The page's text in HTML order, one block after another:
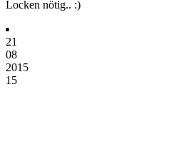
Locken nötig.. :)
21
08
2015
15